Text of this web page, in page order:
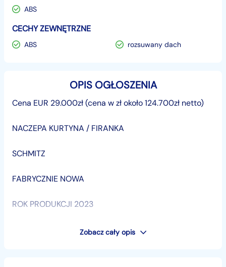
ABS
CECHY ZEWNĘTRZNE
ABS rozsuwany dach
OPIS OGŁOSZENIA
Cena EUR 29.000zł (cena w zł około 124.700zł netto)
NACZEPA KURTYNA / FIRANKA
SCHMITZ
FABRYCZNIE NOWA
ROK PRODUKCJI 2023
ODBIÓR W POLSCEZobacz cały opis